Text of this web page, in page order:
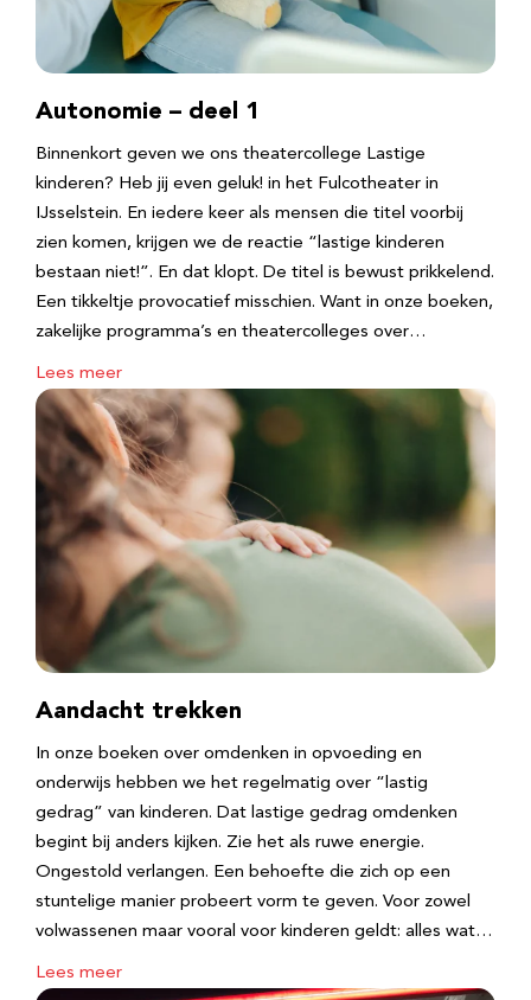
Autonomie – deel 1
Binnenkort geven we ons theatercollege Lastige
kinderen? Heb jij even geluk! in het Fulcotheater in
IJsselstein. En iedere keer als mensen die titel voorbij
zien komen, krijgen we de reactie “lastige kinderen
bestaan niet!”. En dat klopt. De titel is bewust prikkelend.
Een tikkeltje provocatief misschien. Want in onze boeken,
zakelijke programma’s en theatercolleges over…
Lees meer
Aandacht trekken
In onze boeken over omdenken in opvoeding en
onderwijs hebben we het regelmatig over “lastig
gedrag” van kinderen. Dat lastige gedrag omdenken
begint bij anders kijken. Zie het als ruwe energie.
Ongestold verlangen. Een behoefte die zich op een
stuntelige manier probeert vorm te geven. Voor zowel
volwassenen maar vooral voor kinderen geldt: alles wat…
Lees meer